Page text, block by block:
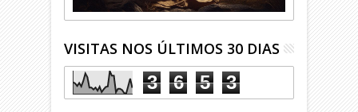
VISITAS NOS ÚLTIMOS 30 DIAS
3 6 5 3